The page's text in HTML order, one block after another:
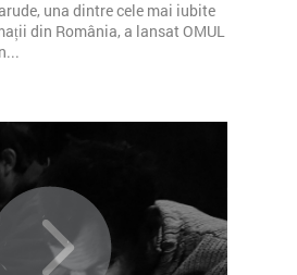
una dintre cele mai iubite
din România, a lansat OMUL